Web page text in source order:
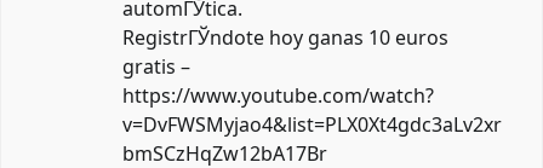
automГЎtica.
RegistrГЎndote hoy ganas 10 euros
gratis –
https://www.youtube.com/watch?
v=DvFWSMyjao4&list=PLX0Xt4gdc3aLv2xr
bmSCzHqZw12bA17Br